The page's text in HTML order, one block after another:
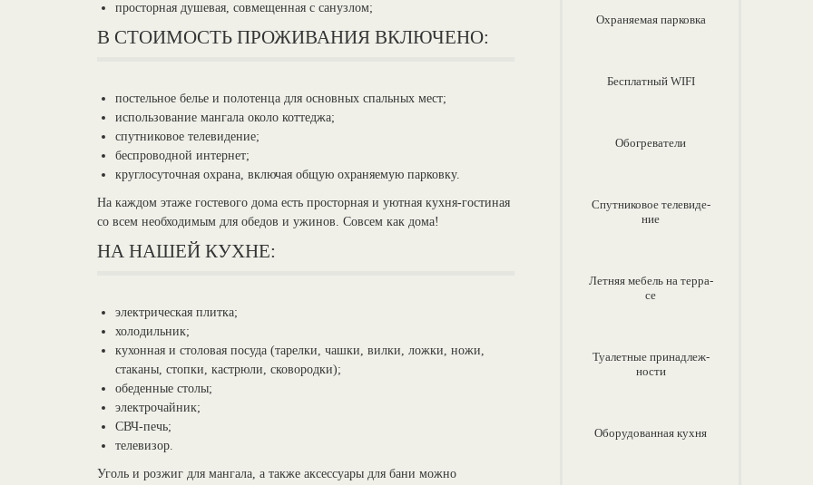
просторная душевая, совмещенная с санузлом;
В СТОИМОСТЬ ПРОЖИВАНИЯ ВКЛЮЧЕНО:
постельное белье и полотенца для основных спальных мест;
использование мангала около коттеджа;
спутниковое телевидение;
беспроводной интернет;
круглосуточная охрана, включая общую охраняемую парковку.
На каждом этаже гостевого дома есть просторная и уютная кухня-гостиная
со всем необходимым для обедов и ужинов. Совсем как дома!
НА НАШЕЙ КУХНЕ:
электрическая плитка;
холодильник;
кухонная и столовая посуда (тарелки, чашки, вилки, ложки, ножи,
стаканы, стопки, кастрюли, сковородки);
обеденные столы;
электрочайник;
СВЧ-печь;
телевизор.
Уголь и розжиг для мангала, а также аксессуары для бани можно
Охраняемая парковка
Бесплатный WIFI
Обогреватели
Спут­ни­ко­вое те­ле­ви­де­
ние
Лет­няя ме­бель на тер­ра­
се
Ту­алет­ные при­над­леж­
нос­ти
Обо­ру­дован­ная кух­ня